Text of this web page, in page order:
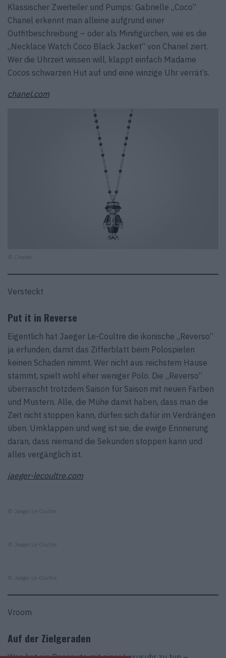
Klassischer Zweiteiler und Pumps: Gabrielle „Coco“
Chanel erkennt man alleine aufgrund einer
Outfitbeschreibung – oder als Minifigürchen, wie es die
„Necklace Watch Coco Black Jacket“ von Chanel ziert.
Wer die Uhrzeit wissen will, klappt einfach Madame
Cocos schwarzen Hut auf und eine winzige Uhr verrät’s.
chanel.com
© Chanel
Versteckt
Put it in Reverse
Eigentlich hat Jaeger Le-Coultre die ikonische „Reverso“
ja erfunden, damit das Zifferblatt beim Polospielen
keinen Schaden nimmt. Wer nicht aus reichstem Hause
stammt, spielt wohl eher weniger Polo. Die „Reverso“
überrascht trotzdem Saison für Saison mit neuen Farben
und Mustern. Alle, die Mühe damit haben, dass man die
Zeit nicht stoppen kann, dürfen sich dafür im Verdrängen
üben. Umklappen und weg ist sie, die ewige Erinnerung
daran, dass niemand die Sekunden stoppen kann und
alles vergänglich ist.
jaeger-lecoultre.com
© Jaeger Le-Coultre
© Jaeger Le-Coultre
© Jaeger Le-Coultre
Vroom
Auf der Zielgeraden